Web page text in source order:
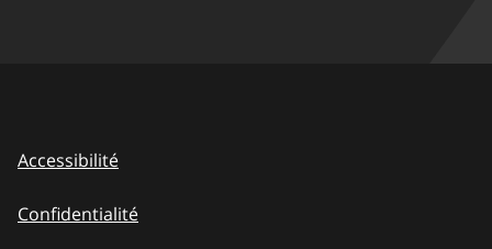
Accessibilité
Confidentialité